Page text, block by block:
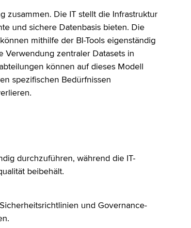
zusammen. Die IT stellt die Infrastruktur
und sichere Datenbasis bieten. Die
mithilfe der BI-Tools eigenständig
Verwendung zentraler Datasets in
können auf dieses Modell
spezifischen Bedürfnissen
durchzuführen, während die IT-
beibehält.
und Governance-